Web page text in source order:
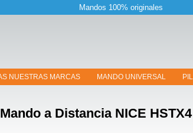
Mandos 100% originales
NUESTRAS MARCAS MANDO UNIVERSAL
Mando a DistanciaNICE HSTX4